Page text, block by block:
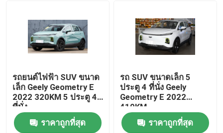
รถยนต์ไฟฟ้า SUV ขนาด
เล็ก Geely Geometry E
2022 320KM 5 ประตู 4
ที่นั่ง
ราคาถูกที่สุด
รถ SUV ขนาดเล็ก 5
ประตู 4 ที่นั่ง Geely
Geometry E 2022
410KM
ราคาถูกที่สุด